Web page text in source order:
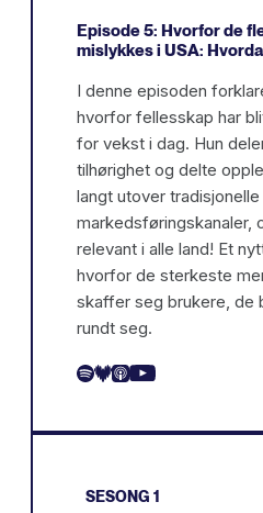
Episode 5: Hvorfor de
mislykkes i USA:
I denne episoden
hvorfor fellesskap har
for vekst i dag. Hun
tilhørighet og delte
langt utover tradisjonelle
markedsføringskanaler,
relevant i alle land! Et
hvorfor de sterkeste
skaffer seg brukere, de
rundt seg.
SESONG 1